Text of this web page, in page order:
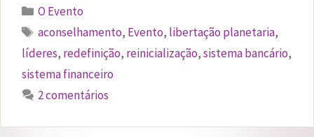
Categorias
O Evento
Etiquetas
aconselhamento, Evento, libertação planetaria,
líderes, redefinição, reinicialização,sistema bancário,
sistema financeiro
2 comentários